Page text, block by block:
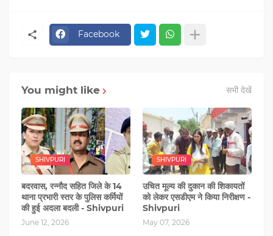
Facebook
You might like सभी देखें
SHIVPURI
बदरवास, रन्‍नौद सहित जिले के 14
थाना प्रभारी स्‍तर के पुलिस कर्मियों
की हुई अदला बदली - Shivpuri
June 12, 2026
SHIVPURI
उचित मूल्य की दुकान की शिकायतों
को लेकर एसडीएम ने किया निरीक्षण -
Shivpuri
May 07, 2026